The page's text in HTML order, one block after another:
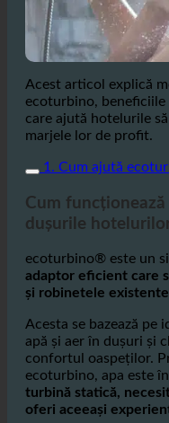
Acest articol explică
ecoturbino,
care ajută hotelurile
marjele lor de profit.
1. Cum ajută
Cum
dușurile
ecoturbino® este un
adaptor eficient care
și robinetele
Acesta se bazează pe
apă și aer în dușuri și
confortul oaspeților.
ecoturbino, apa este
turbină statică,
oferi aceeași